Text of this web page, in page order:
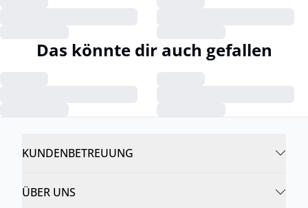
Das könnte dir auch gefallen
KUNDENBETREUUNG
ÜBER UNS